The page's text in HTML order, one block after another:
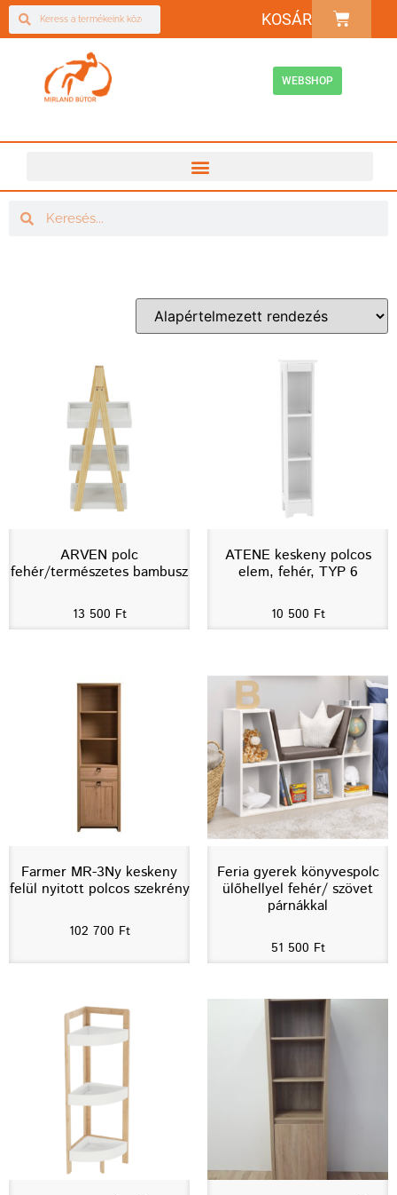
KOSÁR
WEBSHOP
ARVEN polc
fehér/természetes bambusz
13 500 Ft
ATENE keskeny polcos
elem, fehér, TYP 6
10 500 Ft
Farmer MR-3Ny keskeny
felül nyitott polcos szekrény
102 700 Ft
Feria gyerek könyvespolc
ülőhellyel fehér/ szövet
párnákkal
51 500 Ft